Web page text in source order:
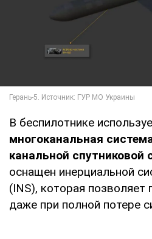
В беспилотнике
многоканальная
канальной спутниковой
оснащен инерциальной
(INS), которая позволяет
даже при полной потере